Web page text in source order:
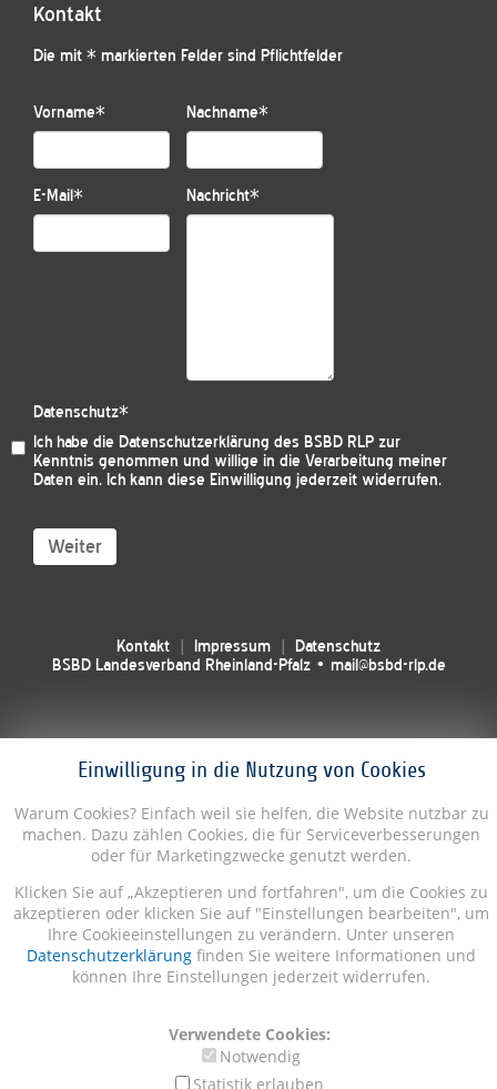
Einwilligung in die Nutzung von Cookies
Warum Cookies? Einfach weil sie helfen, die Website nutzbar zu
machen. Dazu zählen Cookies, die für Serviceverbesserungen
oder für Marketingzwecke genutzt werden.
Klicken Sie auf „Akzeptieren und fortfahren", um die Cookies zu
akzeptieren oder klicken Sie auf "Einstellungen bearbeiten", um
Ihre Cookieeinstellungen zu verändern. Unter unseren
Datenschutzerklärung finden Sie weitere Informationen und
können Ihre Einstellungen jederzeit widerrufen.
Verwendete Cookies:
Notwendig
Statistik erlauben
Kontakt
Die mit * markierten Felder sind Pflichtfelder
Vorname* Nachname*
E-Mail* Nachricht*
Datenschutz*
Ich habe die Datenschutzerklärung des BSBD RLP zur
Kenntnis genommen und willige in die Verarbeitung meiner
Daten ein. Ich kann diese Einwilligung jederzeit widerrufen.
Weiter
Kontakt Impressum
Datenschutz
BSBD Landesverband Rheinland-Pfalz • mail@bsbd-rlp.de